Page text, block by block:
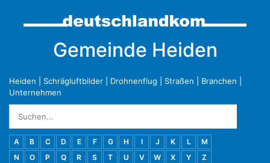
Gemeinde Heiden
Heiden Schrägluftbilder Drohnenflug Straßen Branchen
Unternehmen
A B C D E F G H I J K L
M
N
O P Q R S T U V W X Y Z